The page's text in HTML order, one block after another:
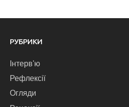
РУБРИКИ
Інтерв'ю
Рефлексії
Огляди